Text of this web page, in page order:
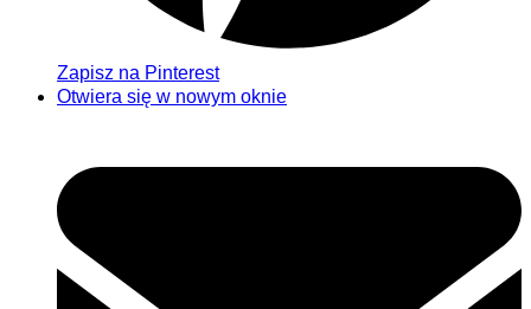
Zapisz na Pinterest
Otwiera się w nowym oknie